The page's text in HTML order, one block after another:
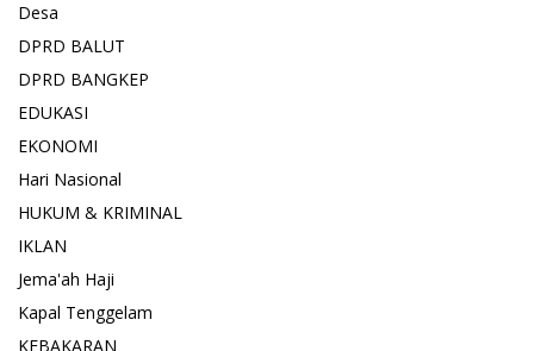
Desa
DPRD BALUT
DPRD BANGKEP
EDUKASI
EKONOMI
Hari Nasional
HUKUM & KRIMINAL
IKLAN
Jema'ah Haji
Kapal Tenggelam
KEBAKARAN